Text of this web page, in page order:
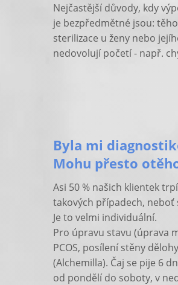
Nejčastější důvody, kdy
je bezpředmětné jsou:
sterilizace u ženy nebo
nedovolují početí - např.
Byla mi
Mohu přesto
Asi 50 % našich klientek
takových případech, neboť
Je to velmi individuální.
Pro úpravu stavu (úprava
PCOS, posílení stěny
(Alchemilla). Čaj se pije 6
od pondělí do soboty, v